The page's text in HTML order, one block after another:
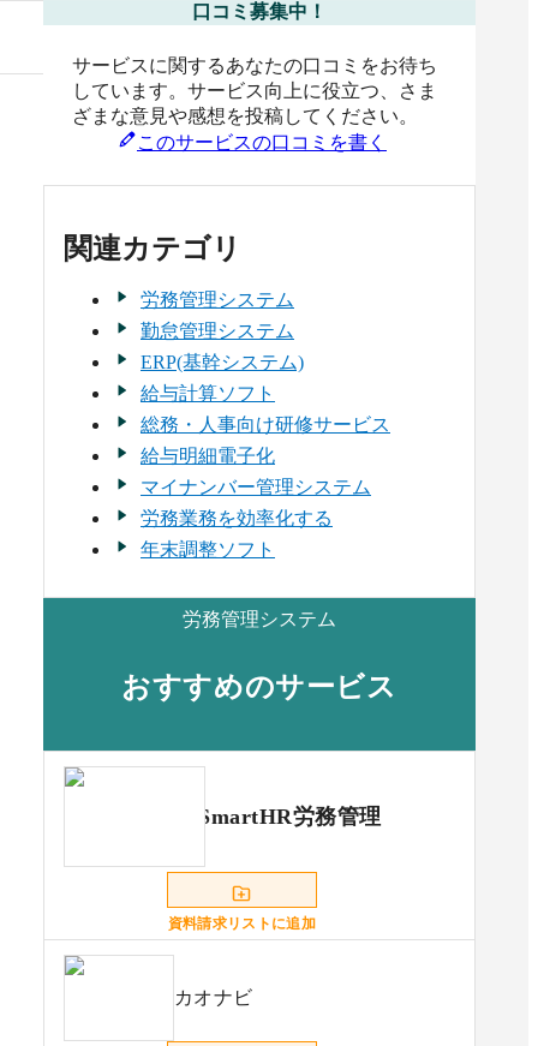
口コミ募集中！
サービスに関するあなたの口コミをお待ち
しています。サービス向上に役立つ、さま
ざまな意見や感想を投稿してください。
このサービスの口コミを書く
関連カテゴリ
労務管理システム
勤怠管理システム
ERP(基幹システム)
給与計算ソフト
総務・人事向け研修サービス
給与明細電子化
マイナンバー管理システム
労務業務を効率化する
年末調整ソフト
労務管理システム
おすすめのサービス
SmartHR労務管理
資料請求リストに追加
カオナビ